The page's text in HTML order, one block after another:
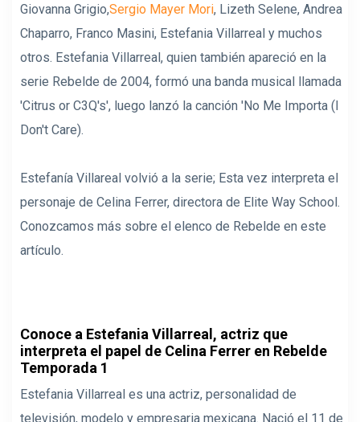
Giovanna Grigio,Sergio Mayer Mori, Lizeth Selene, Andrea
Chaparro, Franco Masini, Estefania Villarreal y muchos
otros. Estefania Villarreal, quien también apareció en la
serie Rebelde de 2004, formó una banda musical llamada
'Citrus or C3Q's', luego lanzó la canción 'No Me Importa (I
Don't Care).
Estefanía Villareal volvió a la serie; Esta vez interpreta el
personaje de Celina Ferrer, directora de Elite Way School.
Conozcamos más sobre el elenco de Rebelde en este
artículo.
Conoce a Estefania Villarreal, actriz que
interpreta el papel de Celina Ferrer en Rebelde
Temporada 1
Estefania Villarreal es una actriz, personalidad de
televisión, modelo y empresaria mexicana. Nació el 11 de